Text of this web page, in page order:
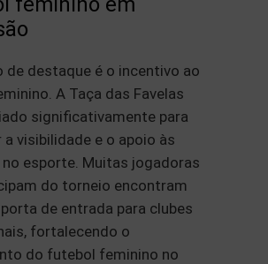
de destaque é o incentivo ao
A Taça das Favelas
significativamente para
a visibilidade e o apoio às
no esporte. Muitas jogadoras
do torneio encontram
de entrada para clubes
fortalecendo o
do futebol feminino no